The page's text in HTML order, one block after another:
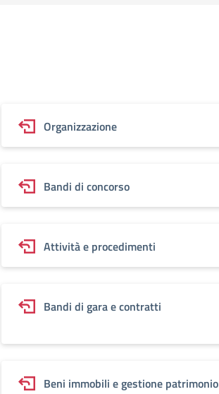
Organizzazione
Bandi di concorso
Attività e procedimenti
Bandi di gara e contratti
Beni immobili e gestione patrimonio